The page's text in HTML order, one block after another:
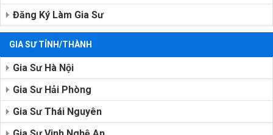
Đăng Ký Làm Gia Sư
GIA SƯ TỈNH/THÀNH
Gia Sư Hà Nội
Gia Sư Hải Phòng
Gia Sư Thái Nguyên